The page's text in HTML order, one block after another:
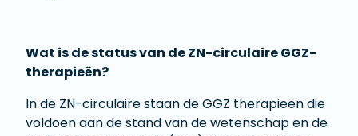
Wat is de status van de ZN-circulaire GGZ-
therapieën?
In de ZN-circulaire staan de GGZ therapieën die
voldoen aan de stand van de wetenschap en de